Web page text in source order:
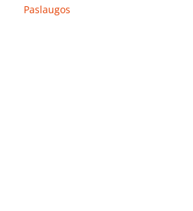
Paslaugos